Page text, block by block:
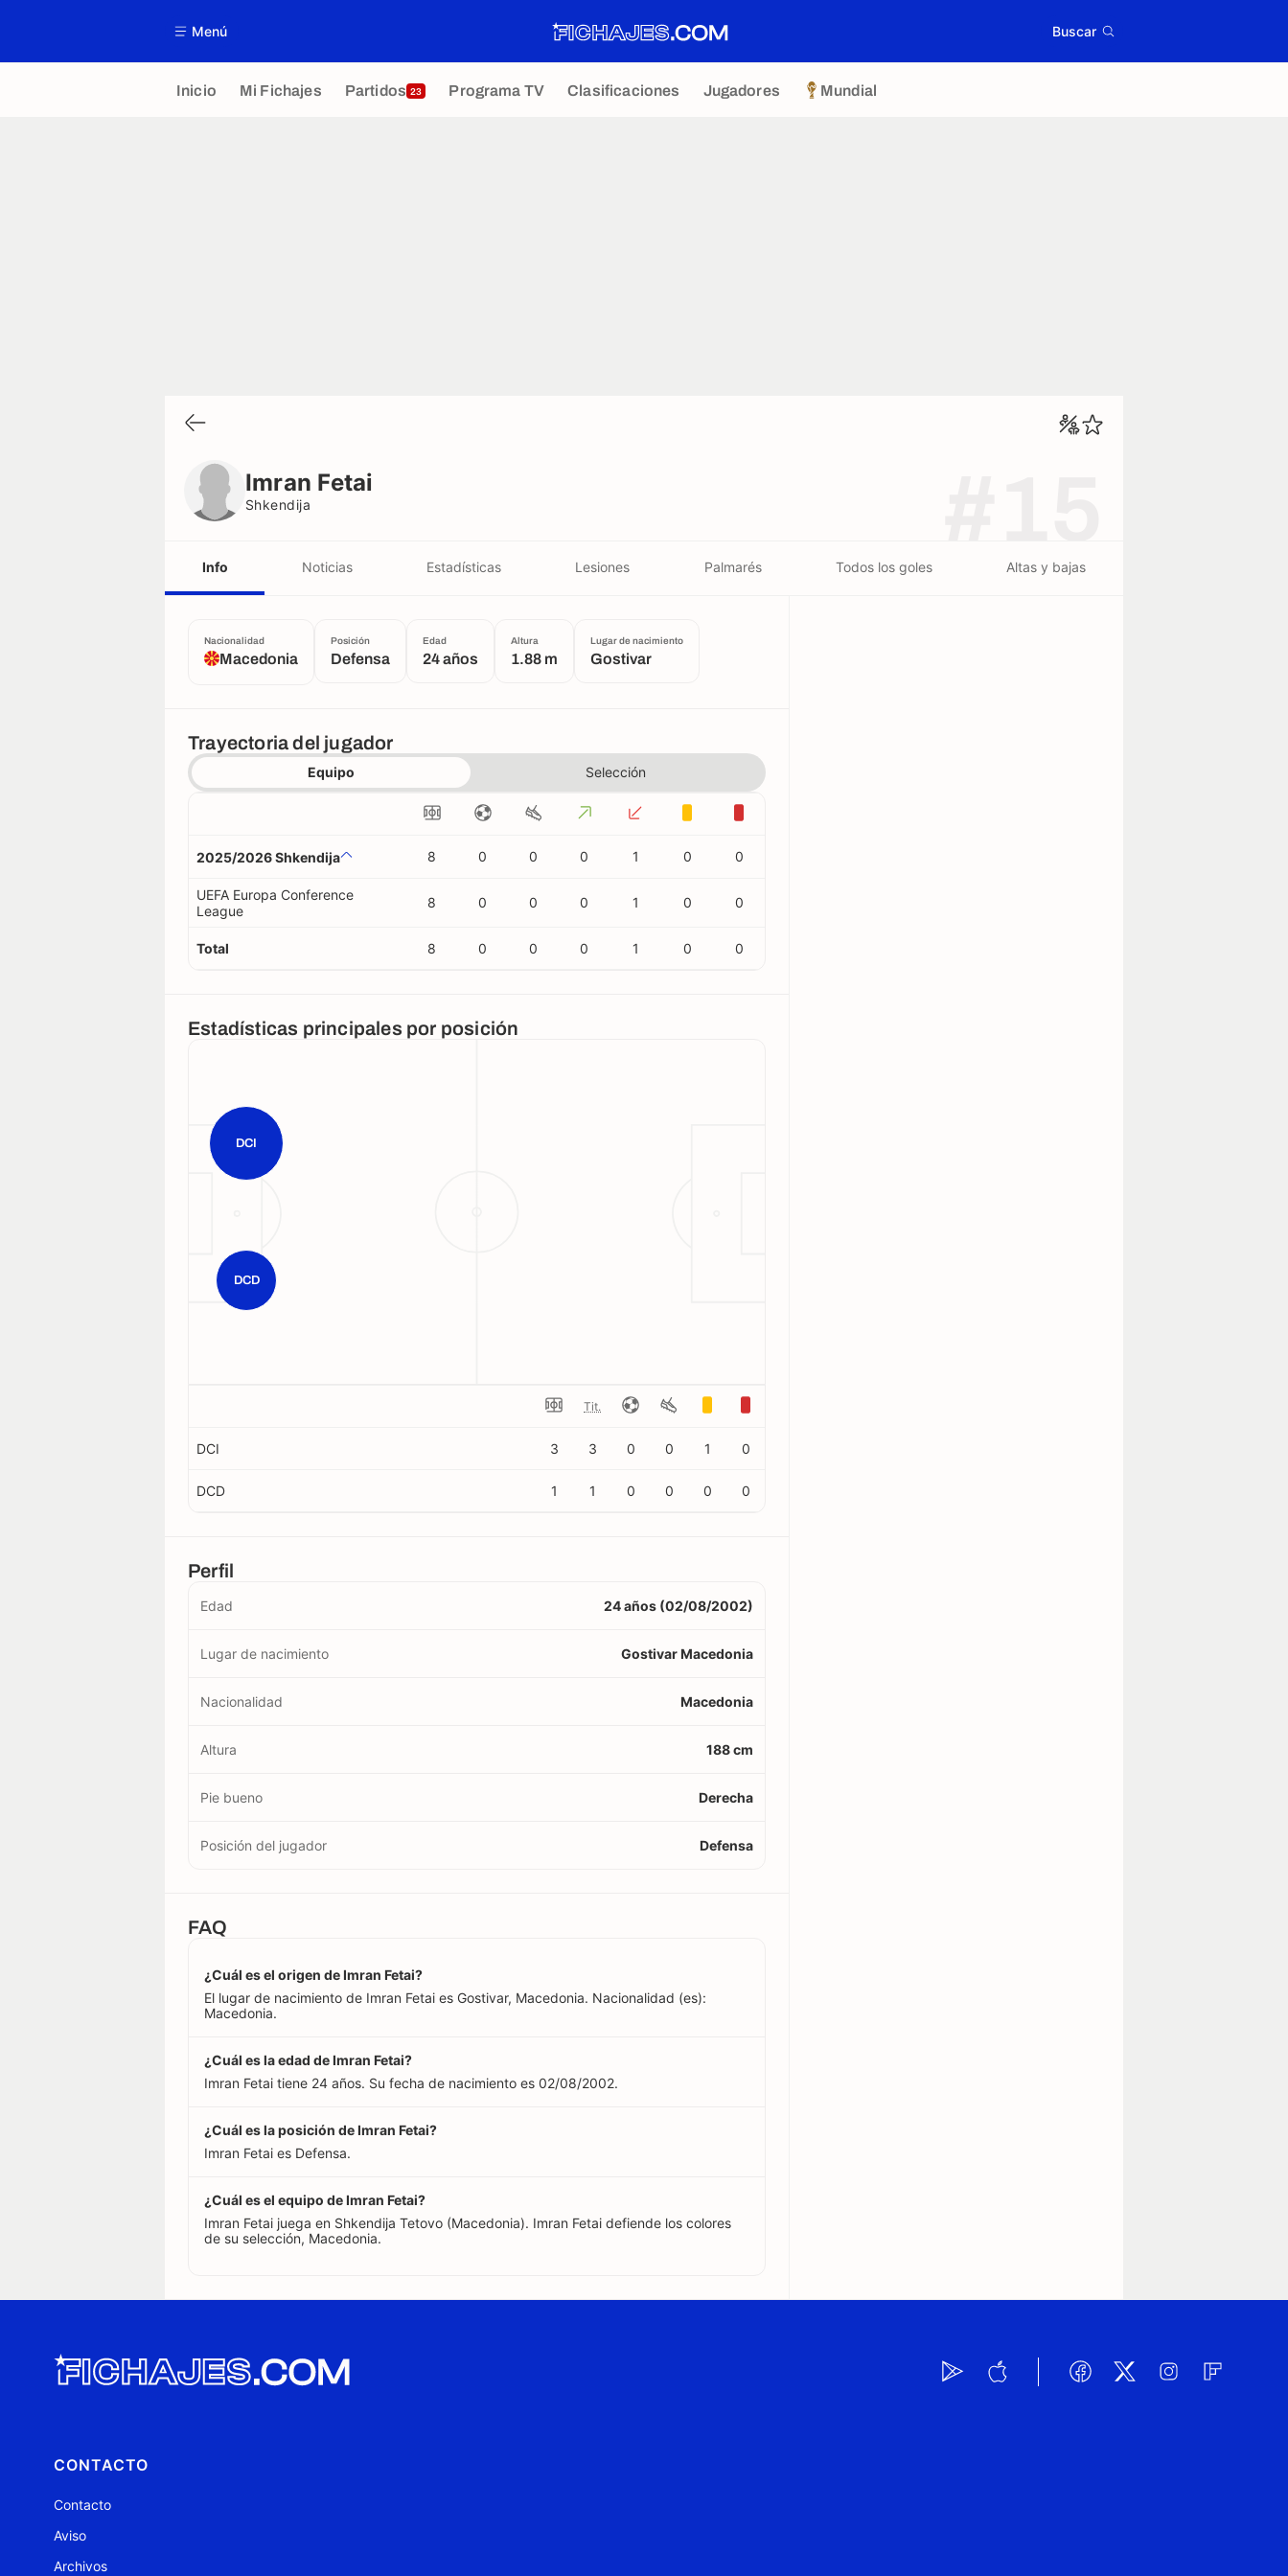
Menú Buscar
Inicio Mi Fichajes Partidos 23 Programa TV Clasificaciones Jugadores Mundial
Imran Fetai
Shkendija
Info Noticias Estadísticas Lesiones Palmarés Todos los goles Altas y bajas
Nacionalidad
Macedonia
Posición
Defensa
Edad
24 años
Altura
1.88 m
Lugar de nacimiento
Gostivar
Trayectoria del jugador
Equipo Selección
2025/2026 Shkendija 8 0 0 0 1 0 0
UEFA Europa Conference
League
8 0 0 0 1 0 0
Total 8 0 0 0 1 0 0
Estadísticas principales por posición
DCI
DCD
Tit.
DCI 3 3 0 0 1 0
DCD 1 1 0 0 0 0
Perfil
Edad 24 años (02/08/2002)
Lugar de nacimiento Gostivar Macedonia
Nacionalidad Macedonia
Altura 188 cm
Pie bueno Derecha
Posición del jugador Defensa
FAQ
¿Cuál es el origen de Imran Fetai?
El lugar de nacimiento de Imran Fetai es Gostivar, Macedonia. Nacionalidad (es):
Macedonia.
¿Cuál es la edad de Imran Fetai?
Imran Fetai tiene 24 años. Su fecha de nacimiento es 02/08/2002.
¿Cuál es la posición de Imran Fetai?
Imran Fetai es Defensa.
¿Cuál es el equipo de Imran Fetai?
Imran Fetai juega en Shkendija Tetovo (Macedonia). Imran Fetai defiende los colores
de su selección, Macedonia.
CONTACTO
Contacto
Aviso
Archivos